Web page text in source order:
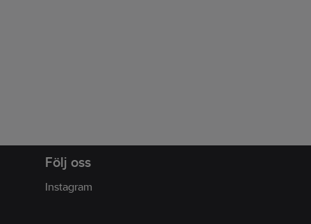
Följ oss
Instagram